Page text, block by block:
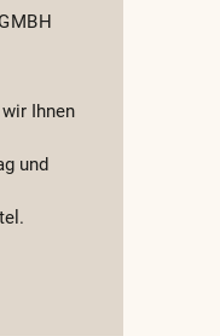
Ihnen
und